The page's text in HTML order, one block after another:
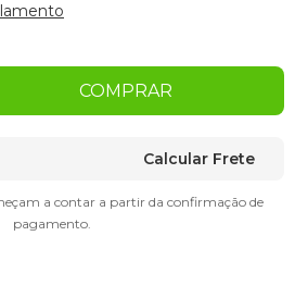
COMPRAR
Calcular Frete
a contar a partir da confirmação de
pagamento.